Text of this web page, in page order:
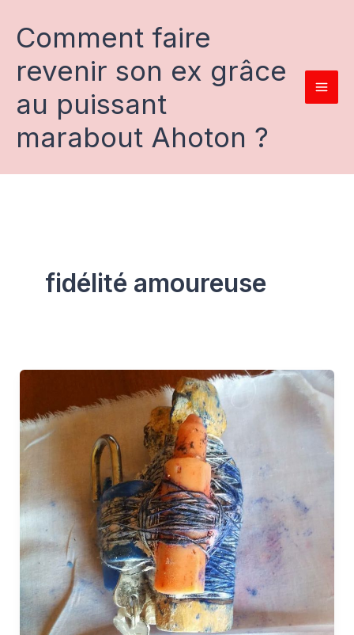
contenu
Comment faire
revenir son ex grâce
au puissant
marabout Ahoton ?
fidélité amoureuse